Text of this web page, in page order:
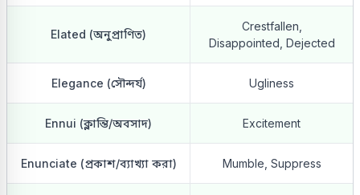
Elated (অনুপ্রাণিত)
Crestfallen,
Disappointed, Dejected
Elegance (সৌন্দর্য) Ugliness
Ennui (ক্লান্তি/অবসাদ) Excitement
Enunciate (প্রকাশ/ব্যাখ্যা করা) Mumble, Suppress